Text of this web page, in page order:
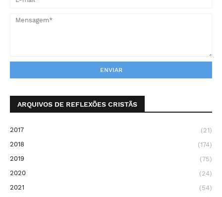
ARQUIVOS DE REFLEXÕES CRISTÃS
2017
(21)
2018
(174)
2019
(75)
2020
(24)
2021
(54)